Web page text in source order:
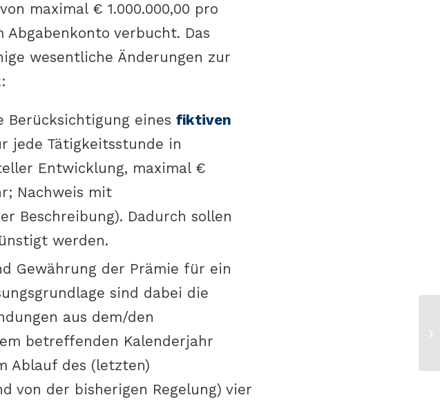
maximal € 1.000.000,00 pro
verbucht. Das
wesentliche Änderungen zur
Berücksichtigung eines fiktiven
jede Tätigkeitsstunde in
Entwicklung, maximal €
Nachweis mit
Beschreibung). Dadurch sollen
werden.
Gewährung der Prämie für ein
sind dabei die
aus dem/den
betreffenden Kalenderjahr
Ablauf des (letzten)
von der bisherigen Regelung) vier